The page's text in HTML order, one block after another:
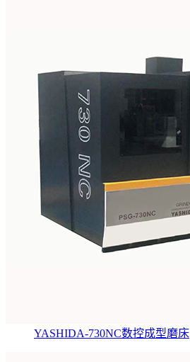
YASHIDA-730NC数控成型磨床